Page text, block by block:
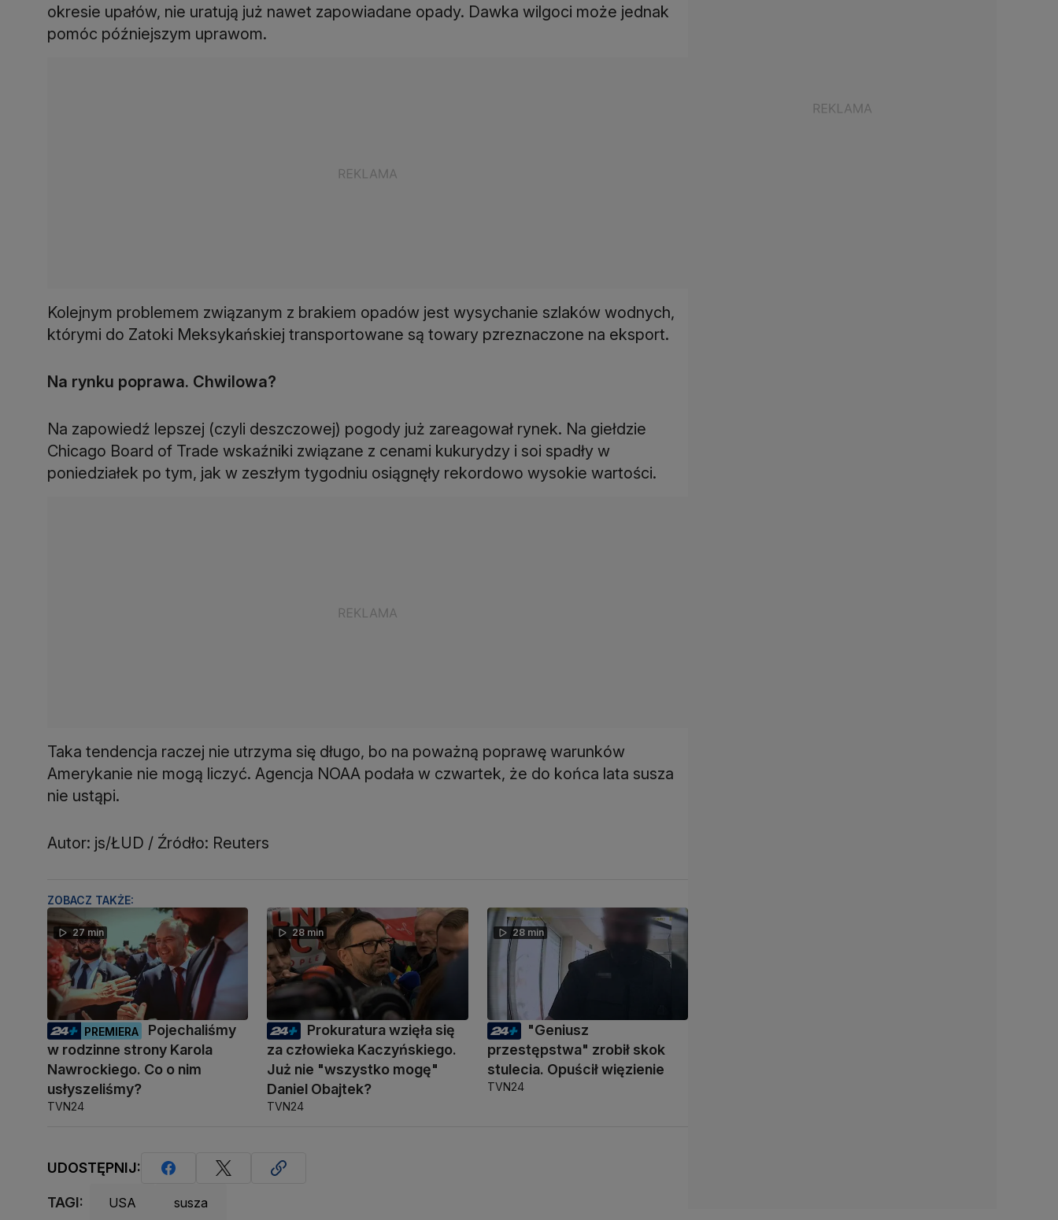
okresie upałów, nie uratują już nawet zapowiadane opady. Dawka wilgoci może jednak
pomóc późniejszym uprawom.
Kolejnym problemem związanym z brakiem opadów jest wysychanie szlaków wodnych,
którymi do Zatoki Meksykańskiej transportowane są towary pzreznaczone na eksport.
Na rynku poprawa. Chwilowa?
Na zapowiedź lepszej (czyli deszczowej) pogody już zareagował rynek. Na giełdzie
Chicago Board of Trade wskaźniki związane z cenami kukurydzy i soi spadły w
poniedziałek po tym, jak w zeszłym tygodniu osiągnęły rekordowo wysokie wartości.
Taka tendencja raczej nie utrzyma się długo, bo na poważną poprawę warunków
Amerykanie nie mogą liczyć. Agencja NOAA podała w czwartek, że do końca lata susza
nie ustąpi.
Autor: js/ŁUD / Źródło: Reuters
ZOBACZ TAKŻE:
27 min
PREMIERA
Pojechaliśmy
w rodzinne strony Karola
Nawrockiego. Co o nim
usłyszeliśmy?
TVN24
28 min
Prokuratura wzięła się
za człowieka Kaczyńskiego.
Już nie "wszystko mogę"
Daniel Obajtek?
TVN24
28 min
"Geniusz
przestępstwa" zrobił skok
stulecia. Opuścił więzienie
TVN24
UDOSTĘPNIJ:
TAGI: USA susza